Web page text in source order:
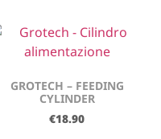
GROTECH – FEEDING
CYLINDER
€18.90